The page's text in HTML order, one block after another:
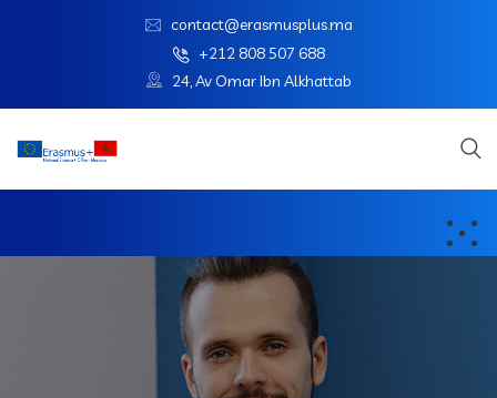
contact@erasmusplus.ma
+212 808 507 688
24, Av Omar Ibn Alkhattab